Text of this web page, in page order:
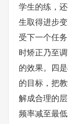
学生的练，
生取得进步
受下一个任
时矫正乃至
的效果。四
的目标，把
解成合理的
频率减至最